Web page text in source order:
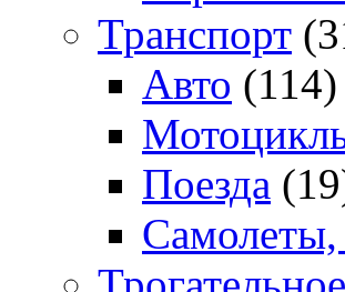
Транспорт
Авто (114)
Поезда
Самолеты,